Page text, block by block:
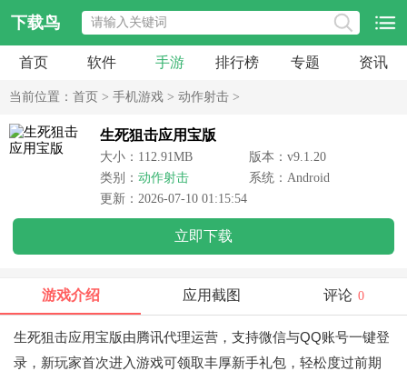
下载鸟
首页 软件 手游 排行榜 专题 资讯
当前位置： 首页 > 手机游戏 > 动作射击 >
生死狙击应用宝版
大小：112.91MB
版本：v9.1.20
类别： 动作射击
系统：Android
更新：2026-07-10 01:15:54
立即下载
游戏介绍 应用截图 评论 0
生死狙击应用宝版由腾讯代理运营，支持微信与QQ账号一键登
录，新玩家首次进入游戏可领取丰厚新手礼包，轻松度过前期